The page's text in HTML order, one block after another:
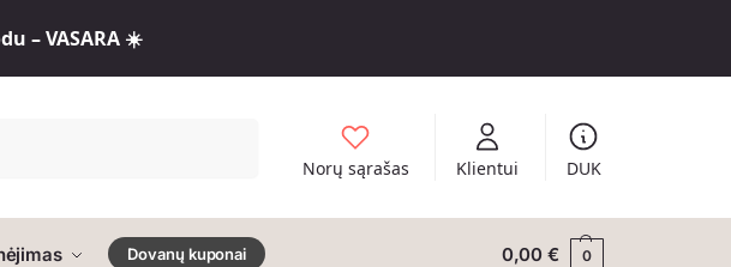
– VASARA ☀️
Norų sąrašas Klientui DUK
Dovanų kuponai 0,00€ 0